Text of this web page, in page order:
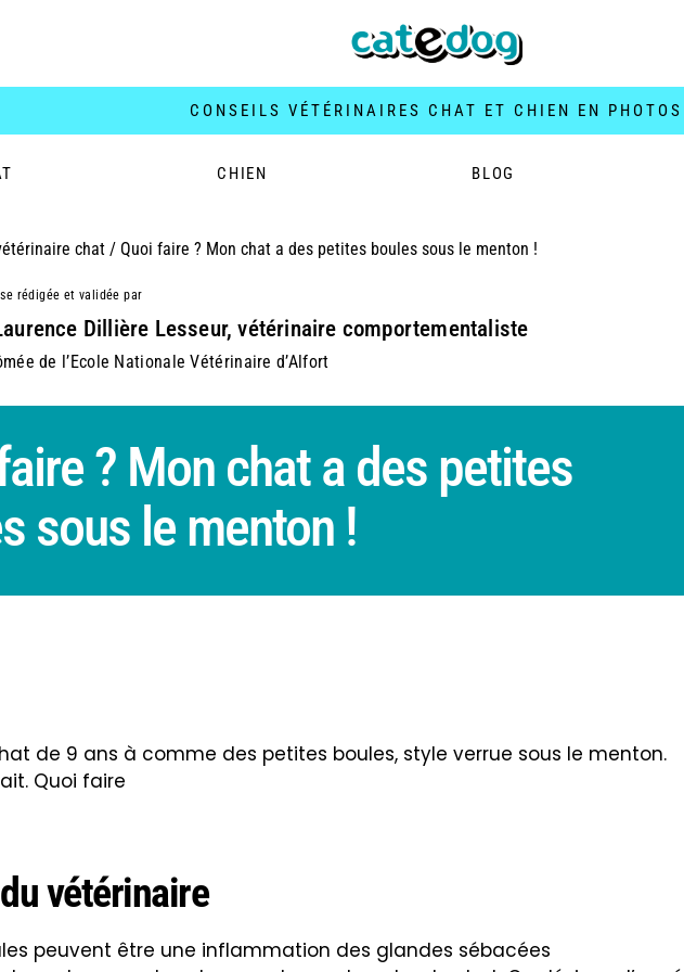
CONSEILS VÉTÉRINAIRES CHAT ET CHIEN EN PHOTOS
CHIEN BLOG
chat/ Quoi faire ? Mon chat a des petites boules sous le menton !
rédigée et validée par
Dillière Lesseur, vétérinaire comportementaliste
de l’Ecole Nationale Vétérinaire d’Alfort
? Mon chat a des petites
sous le menton !
de 9 ans à comme des petites boules, style verrue sous le menton.
Quoi faire
vétérinaire
peuvent être une inflammation des glandes sébacées